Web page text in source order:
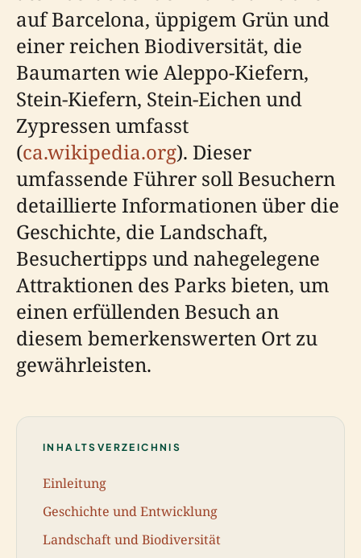
auf Barcelona, üppigem Grün und
einer reichen Biodiversität, die
Baumarten wie Aleppo-Kiefern,
Stein-Kiefern, Stein-Eichen und
Zypressen umfasst
(ca.wikipedia.org). Dieser
umfassende Führer soll Besuchern
detaillierte Informationen über die
Geschichte, die Landschaft,
Besuchertipps und nahegelegene
Attraktionen des Parks bieten, um
einen erfüllenden Besuch an
diesem bemerkenswerten Ort zu
gewährleisten.
INHALTSVERZEICHNIS
Einleitung
Geschichte und Entwicklung
Landschaft und Biodiversität